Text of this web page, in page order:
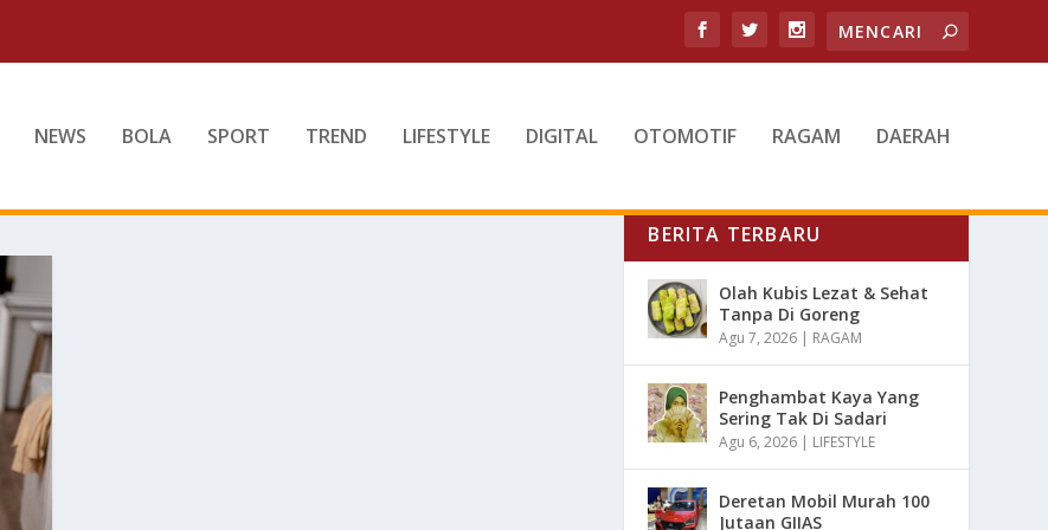
NEWS BOLA SPORT TREND LIFESTYLE DIGITAL OTOMOTIF RAGAM DAERAH
BERITA TERBARU
Olah Kubis Lezat & Sehat
Tanpa Di Goreng
Agu 7, 2026 | RAGAM
Penghambat Kaya Yang
Sering Tak Di Sadari
Agu 6, 2026 | LIFESTYLE
Deretan Mobil Murah 100
Jutaan GIIAS